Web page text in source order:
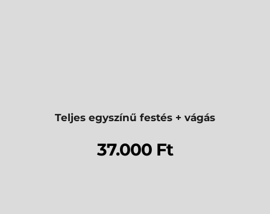
Teljes egyszínű festés + vágás
37.000 Ft